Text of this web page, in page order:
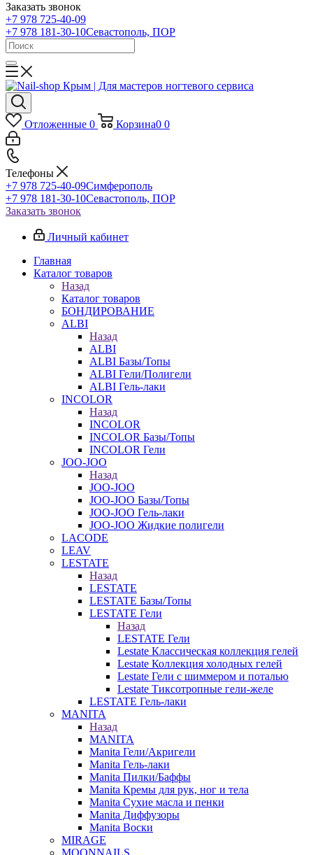
Заказать звонок
+7 978 725-40-09
+7 978 181-30-10Севастополь, ПОР
Отложенные 0 Корзина0 0
Телефоны
+7 978 725-40-09Симферополь
+7 978 181-30-10Севастополь, ПОР
Заказать звонок
Личный кабинет
Главная
Каталог товаров
Назад
Каталог товаров
БОНДИРОВАНИЕ
ALBI
Назад
ALBI
ALBI Базы/Топы
ALBI Гели/Полигели
ALBI Гель-лаки
INCOLOR
Назад
INCOLOR
INCOLOR Базы/Топы
INCOLOR Гели
JOO-JOO
Назад
JOO-JOO
JOO-JOO Базы/Топы
JOO-JOO Гель-лаки
JOO-JOO Жидкие полигели
LACODE
LEAV
LESTATE
Назад
LESTATE
LESTATE Базы/Топы
LESTATE Гели
Назад
LESTATE Гели
Lestate Классическая коллекция гелей
Lestate Коллекция холодных гелей
Lestate Гели с шиммером и поталью
Lestate Тиксотропные гели-желе
LESTATE Гель-лаки
MANITA
Назад
MANITA
Manita Гели/Акригели
Manita Гель-лаки
Manita Пилки/Баффы
Manita Кремы для рук, ног и тела
Manita Сухие масла и пенки
Manita Диффузоры
Manita Воски
MIRAGE
MOONNAILS